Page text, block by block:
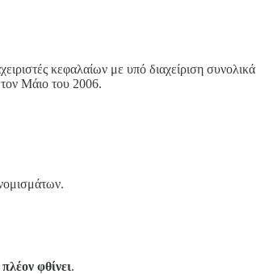
κεφαλαίων με υπό διαχείριση συνολικά
Μάιο του 2006.
φθίνει.